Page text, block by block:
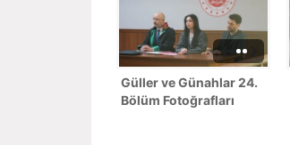
Güller ve Günahlar 24.
Bölüm Fotoğrafları